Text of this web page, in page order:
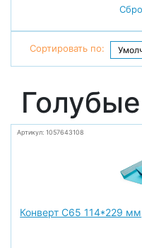
Сортировать по:
Артикул: 1057643108
Конверт С65 114*229